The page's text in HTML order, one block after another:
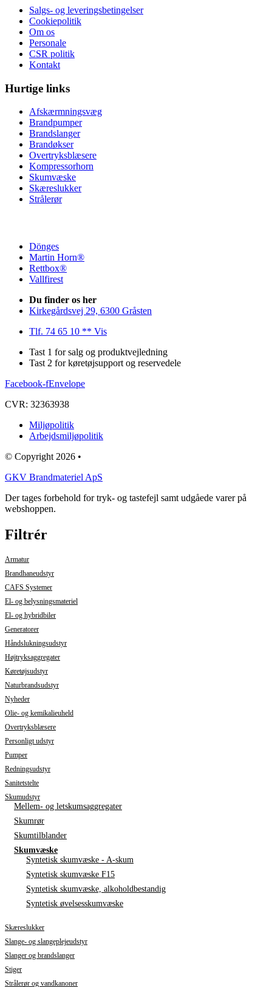
Salgs- og leveringsbetingelser
Cookiepolitik
Om os
Personale
CSR politik
Kontakt
Hurtige links
Afskærmningsvæg
Brandpumper
Brandslanger
Brandøkser
Overtryksblæsere
Kompressorhorn
Skumvæske
Skæreslukker
Strålerør
Dönges
Martin Horn®
Rettbox®
Vallfirest
Du finder os her
Kirkegårdsvej 29, 6300 Gråsten
Tlf. 74 65 10 ** Vis
Tast 1 for salg og produktvejledning
Tast 2 for køretøjsupport og reservedele
Facebook-fEnvelope
CVR: 32363938
Miljøpolitik
Arbejdsmiljøpolitik
© Copyright 2026 •
GKV Brandmateriel ApS
Der tages forbehold for tryk- og tastefejl samt udgåede varer på
webshoppen.
Filtrér
Armatur
Brandhaneudstyr
CAFS Systemer
El- og belysningsmateriel
El- og hybridbiler
Generatorer
Håndslukningsudstyr
Højtryksaggregater
Køretøjsudstyr
Naturbrandsudstyr
Nyheder
Olie- og kemikalieuheld
Overtryksblæsere
Personligt udstyr
Pumper
Redningsudstyr
Sanitetstelte
Skumudstyr
Mellem- og letskumsaggregater
Skumrør
Skumtilblander
Skumvæske
Syntetisk skumvæske - A-skum
Syntetisk skumvæske F15
Syntetisk skumvæske, alkoholdbestandig
Syntetisk øvelsesskumvæske
Skæreslukker
Slange- og slangeplejeudstyr
Slanger og brandslanger
Stiger
Strålerør og vandkanoner